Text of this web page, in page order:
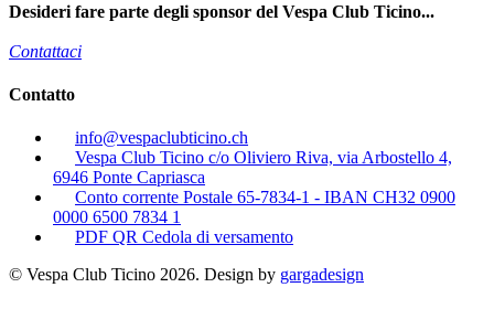
Desideri fare parte degli sponsor del Vespa Club Ticino...
Contattaci
Contatto
info@vespaclubticino.ch
Vespa Club Ticino c/o Oliviero Riva, via Arbostello 4,
6946 Ponte Capriasca
Conto corrente Postale 65-7834-1 - IBAN CH32 0900
0000 6500 7834 1
PDF QR Cedola di versamento
© Vespa Club Ticino 2026. Design by gargadesign